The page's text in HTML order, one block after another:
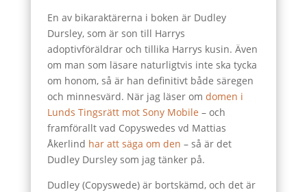
En av bikaraktärerna i boken är Dudley
Dursley, som är son till Harrys
adoptivföräldrar och tillika Harrys kusin. Även
om man som läsare naturligtvis inte ska tycka
om honom, så är han definitivt både säregen
och minnesvärd. När jag läser om domen i
Lunds Tingsrätt mot Sony Mobile – och
framförallt vad Copyswedes vd Mattias
Åkerlind har att säga om den – så är det
Dudley Dursley som jag tänker på.
Dudley (Copyswede) är bortskämd, och det är